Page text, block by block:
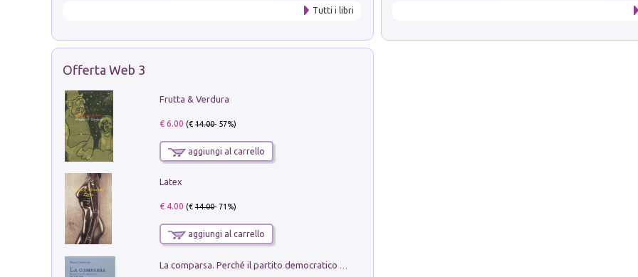
Tutti i libri
Offerta Web 3
Frutta & Verdura
€ 6.00 (€14.00- 57%)
aggiungi al carrello
Latex
€ 4.00 (€14.00- 71%)
aggiungi al carrello